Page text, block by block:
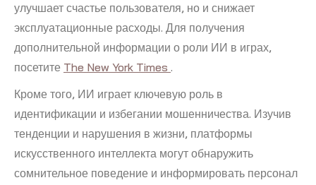
улучшает счастье пользователя, но и снижает
эксплуатационные расходы. Для получения
дополнительной информации о роли ИИ в играх,
посетите The New York Times .
Кроме того, ИИ играет ключевую роль в
идентификации и избегании мошенничества. Изучив
тенденции и нарушения в жизни, платформы
искусственного интеллекта могут обнаружить
сомнительное поведение и информировать персонал